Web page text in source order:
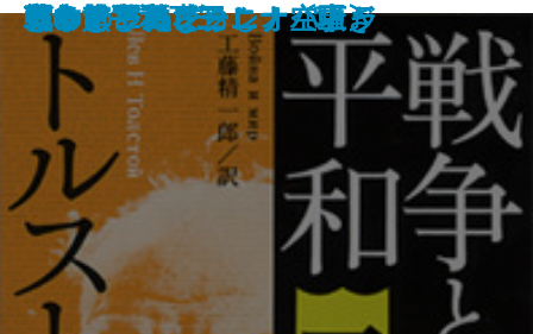
ようこそ地球さん
燃えよ剣〔下〕
燃えよ剣〔上〕
蒼い描点
カルメン
ゴリオ爺さん
安土往還記
戦争と平和 四
空の怪物アグイー
お伽草紙
戦争と平和 一
戦争と平和 二
戦争と平和 三
アントニーとクレオパトラ
つゆのひぬま
アンナ・カレーニナ〔下〕
アンナ・カレーニナ〔上〕
アンナ・カレーニナ〔中〕
じゃじゃ馬ならし・空騒ぎ
霧の旗